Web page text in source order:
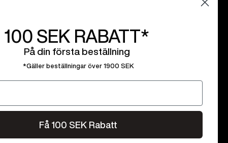
100 SEK RABATT*
På din första beställning
*Gäller beställningar över 1900 SEK
Få 100 SEK Rabatt